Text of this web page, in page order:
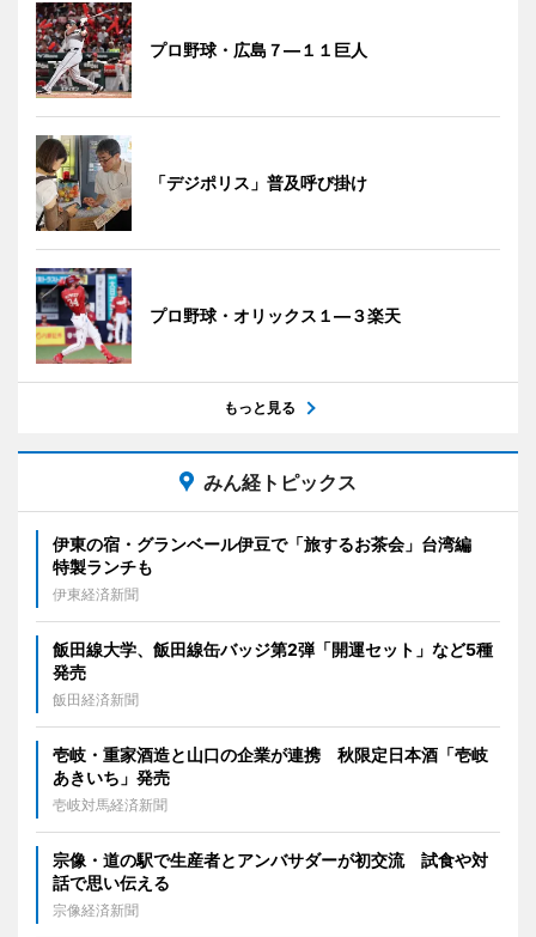
プロ野球・広島７―１１巨人
「デジポリス」普及呼び掛け
プロ野球・オリックス１―３楽天
もっと見る
みん経トピックス
伊東の宿・グランベール伊豆で「旅するお茶会」台湾編
特製ランチも
伊東経済新聞
飯田線大学、飯田線缶バッジ第2弾「開運セット」など5種
発売
飯田経済新聞
壱岐・重家酒造と山口の企業が連携 秋限定日本酒「壱岐
あきいち」発売
壱岐対馬経済新聞
宗像・道の駅で生産者とアンバサダーが初交流 試食や対
話で思い伝える
宗像経済新聞